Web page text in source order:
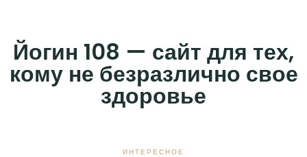
content
Йогин 108 — сайт для тех,
кому не безразлично свое
здоровье
ИНТЕРЕСНОЕ